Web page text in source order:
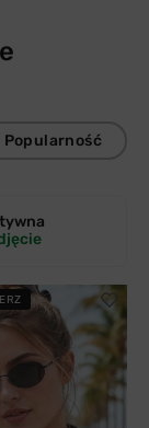
Popularność